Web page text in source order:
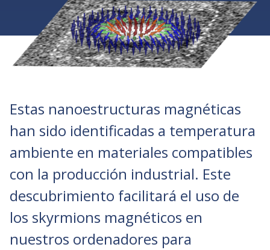
Estas nanoestructuras magnéticas
han sido identificadas a temperatura
ambiente en materiales compatibles
con la producción industrial. Este
descubrimiento facilitará el uso de
los skyrmions magnéticos en
nuestros ordenadores para